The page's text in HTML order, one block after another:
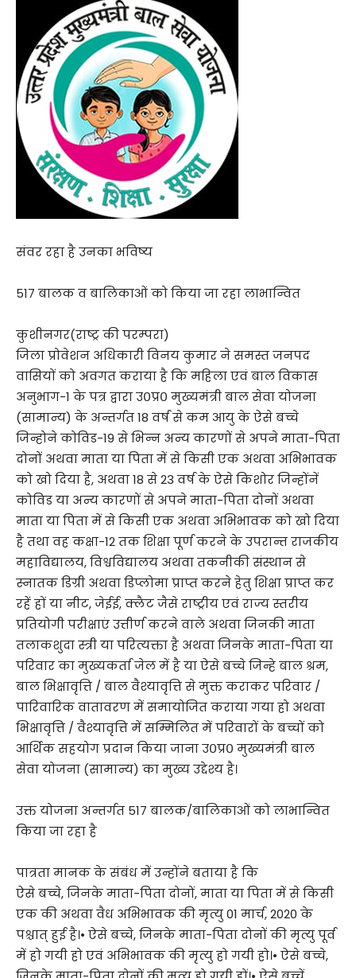
संवर रहा है उनका भविष्य
517 बालक व बालिकाओं को किया जा रहा लाभान्वित
कुशीनगर(राष्ट्र की परम्परा)
जिला प्रोवेशन अधिकारी विनय कुमार ने समस्त जनपद
वासियों को अवगत कराया है कि महिला एवं बाल विकास
अनुभाग-1 के पत्र द्वारा उ०प्र० मुख्यमंत्री बाल सेवा योजना
(सामान्य) के अन्तर्गत 18 वर्ष से कम आयु के ऐसे बच्चे
जिन्होने कोविड-19 से भिन्न अन्य कारणों से अपने माता-पिता
दोनों अथवा माता या पिता में से किसी एक अथवा अभिभावक
को खो दिया है, अथवा 18 से 23 वर्ष के ऐसे किशोर जिन्होंनें
कोविड या अन्य कारणों से अपने माता-पिता दोनों अथवा
माता या पिता में से किसी एक अथवा अभिभावक को खो दिया
है तथा वह कक्षा-12 तक शिक्षा पूर्ण करने के उपरान्त राजकीय
महाविद्यालय, विश्वविद्यालय अथवा तकनीकी संस्थान से
स्नातक डिग्री अथवा डिप्लोमा प्राप्त करने हेतु शिक्षा प्राप्त कर
रहें हों या नीट, जेईई, क्लैट जैसे राष्ट्रीय एवं राज्य स्तरीय
प्रतियोगी परीक्षाएं उत्तीर्ण करने वाले अथवा जिनकी माता
तलाकशुदा स्त्री या परित्यक्ता है अथवा जिनके माता-पिता या
परिवार का मुख्यकर्ता जेल में है या ऐसे बच्चे जिन्हे बाल श्रम,
बाल भिक्षावृत्ति / बाल वैश्यावृत्ति से मुक्त कराकर परिवार /
पारिवारिक वातावरण में समायोजित कराया गया हो अथवा
भिक्षावृत्ति / वैश्यावृत्ति में सम्मिलित में परिवारों के बच्चों को
आर्थिक सहयोग प्रदान किया जाना उ०प्र० मुख्यमंत्री बाल
सेवा योजना (सामान्य) का मुख्य उद्देश्य है।
उक्त योजना अन्तर्गत 517 बालक/बालिकाओं को लाभान्वित
किया जा रहा है
पात्रता मानक के संबंध में उन्होंने बताया है कि
ऐसे बच्चे, जिनके माता-पिता दोनों, माता या पिता में से किसी
एक की अथवा वैध अभिभावक की मृत्यु 01 मार्च, 2020 के
पश्चात् हुई है।• ऐसे बच्चे, जिनके माता-पिता दोनों की मृत्यु पूर्व
में हो गयी हो एवं अभिभावक की मृत्यु हो गयी हो।• ऐसे बच्चे,